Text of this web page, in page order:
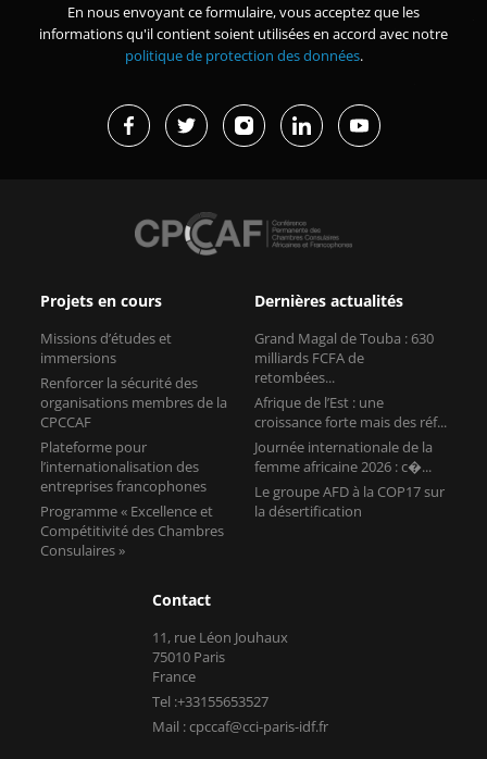
En nous envoyant ce formulaire, vous acceptez que les
informations qu'il contient soient utilisées en accord avec notre
politique de protection des données.
Projets en cours
Missions d’études et
immersions
Renforcer la sécurité des
organisations membres de la
CPCCAF
Plateforme pour
l’internationalisation des
entreprises francophones
Programme « Excellence et
Compétitivité des Chambres
Consulaires »
Dernières actualités
Grand Magal de Touba : 630
milliards FCFA de
retombées...
Afrique de l’Est : une
croissance forte mais des réf...
Journée internationale de la
femme africaine 2026 : c�...
Le groupe AFD à la COP17 sur
la désertification
Contact
11, rue Léon Jouhaux
75010 Paris
France
Tel :+33155653527
Mail : cpccaf@cci-paris-idf.fr